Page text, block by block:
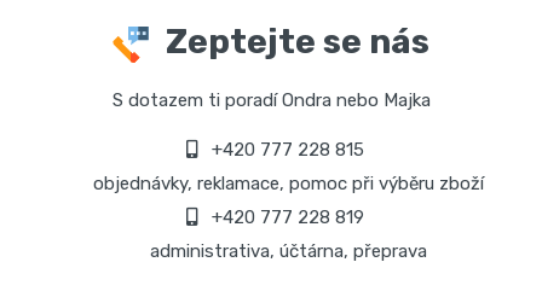
Zeptejte se nás
S dotazem ti poradí Ondra nebo Majka
+420 777 228 815
objednávky, reklamace, pomoc při výběru zboží
+420 777 228 819
administrativa, účtárna, přeprava